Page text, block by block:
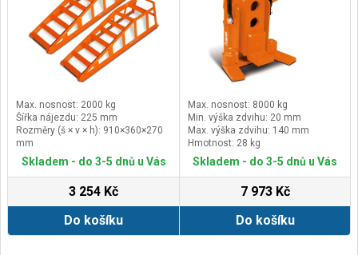
Max. nosnost: 2000 kg
Šířka nájezdu: 225 mm
Rozměry (š × v × h): 910×360×270
mm
Hmotnost: 1ks - 7,9 kg
Skladem - do 3-5 dnů u Vás
3 254 Kč
Do košíku
Max. nosnost: 8000 kg
Min. výška zdvihu: 20 mm
Max. výška zdvihu: 140 mm
Hmotnost: 28 kg
Skladem - do 3-5 dnů u Vás
7 973 Kč
Do košíku